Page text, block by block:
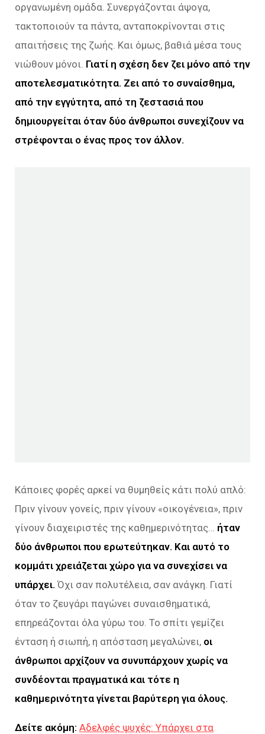
οργανωμένη ομάδα. Συνεργάζονται άψογα,
τακτοποιούν τα πάντα, ανταποκρίνονται στις
απαιτήσεις της ζωής. Και όμως, βαθιά μέσα τους
νιώθουν μόνοι. Γιατί η σχέση δεν ζει μόνο από την
αποτελεσματικότητα. Ζει από το συναίσθημα,
από την εγγύτητα, από τη ζεστασιά που
δημιουργείται όταν δύο άνθρωποι συνεχίζουν να
στρέφονται ο ένας προς τον άλλον.
Κάποιες φορές αρκεί να θυμηθείς κάτι πολύ απλό:
Πριν γίνουν γονείς, πριν γίνουν «οικογένεια», πριν
γίνουν διαχειριστές της καθημερινότητας… ήταν
δύο άνθρωποι που ερωτεύτηκαν. Και αυτό το
κομμάτι χρειάζεται χώρο για να συνεχίσει να
υπάρχει. Όχι σαν πολυτέλεια, σαν ανάγκη. Γιατί
όταν το ζευγάρι παγώνει συναισθηματικά,
επηρεάζονται όλα γύρω του. Το σπίτι γεμίζει
ένταση ή σιωπή, η απόσταση μεγαλώνει, οι
άνθρωποι αρχίζουν να συνυπάρχουν χωρίς να
συνδέονται πραγματικά και τότε η
καθημερινότητα γίνεται βαρύτερη για όλους.
Δείτε ακόμη: Αδελφές ψυχές: Υπάρχει στα